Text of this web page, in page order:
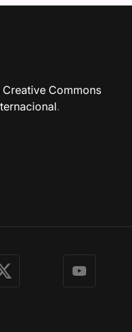
Creative Commons
.
X YouTube